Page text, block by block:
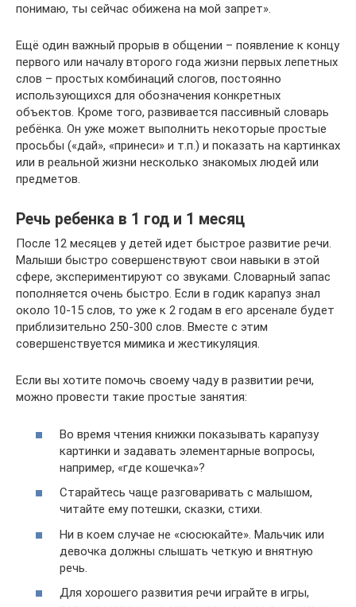
понимаю, ты сейчас обижена на мой запрет».
Ещё один важный прорыв в общении – появление к концу
первого или началу второго года жизни первых лепетных
слов – простых комбинаций слогов, постоянно
использующихся для обозначения конкретных
объектов. Кроме того, развивается пассивный словарь
ребёнка. Он уже может выполнить некоторые простые
просьбы («дай», «принеси» и т.п.) и показать на картинках
или в реальной жизни несколько знакомых людей или
предметов.
Речь ребенка в 1 год и 1 месяц
После 12 месяцев у детей идет быстрое развитие речи.
Малыши быстро совершенствуют свои навыки в этой
сфере, экспериментируют со звуками. Словарный запас
пополняется очень быстро. Если в годик карапуз знал
около 10-15 слов, то уже к 2 годам в его арсенале будет
приблизительно 250-300 слов. Вместе с этим
совершенствуется мимика и жестикуляция.
Если вы хотите помочь своему чаду в развитии речи,
можно провести такие простые занятия:
Во время чтения книжки показывать карапузу
картинки и задавать элементарные вопросы,
например, «где кошечка»?
Старайтесь чаще разговаривать с малышом,
читайте ему потешки, сказки, стихи.
Ни в коем случае не «сюсюкайте». Мальчик или
девочка должны слышать четкую и внятную
речь.
Для хорошего развития речи играйте в игры,